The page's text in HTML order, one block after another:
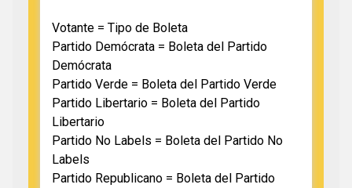
Votante = Tipo de Boleta
Partido Demócrata = Boleta del Partido
Demócrata
Partido Verde = Boleta del Partido Verde
Partido Libertario = Boleta del Partido
Libertario
Partido No Labels = Boleta del Partido No
Labels
Partido Republicano = Boleta del Partido